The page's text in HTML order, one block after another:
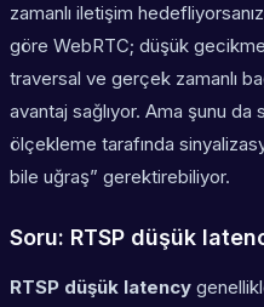
zamanlı iletişim
göre WebRTC; düşük
traversal ve gerçek zamanlı
avantaj sağlıyor. Ama şunu
ölçekleme tarafında
bile uğraş” gerektirebiliyor.
Soru: RTSP düşük
RTSP düşük latency